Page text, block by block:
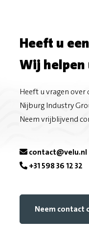
o
n
F
a
e
b
o
o
Heeft u
Wij helpen
Heeft u vragen
Nijburg Industry
Neem vrijblijvend
contact@velu.nl
+31 598 36 12 32
Neem contact